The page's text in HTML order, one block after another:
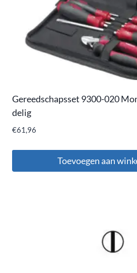
Gereedschapsset 9300-020
delig
€61,96
Toevoegen aan